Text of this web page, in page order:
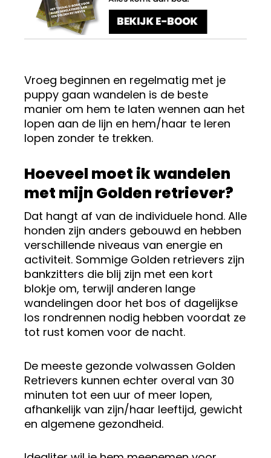
Vroeg beginnen en regelmatig met je
puppy gaan wandelen is de beste
manier om hem te laten wennen aan het
lopen aan de lijn en hem/haar te leren
lopen zonder te trekken.
Hoeveel moet ik wandelen
met mijn Golden retriever?
Dat hangt af van de individuele hond. Alle
honden zijn anders gebouwd en hebben
verschillende niveaus van energie en
activiteit. Sommige Golden retrievers zijn
bankzitters die blij zijn met een kort
blokje om, terwijl anderen lange
wandelingen door het bos of dagelijkse
los rondrennen nodig hebben voordat ze
tot rust komen voor de nacht.
De meeste gezonde volwassen Golden
Retrievers kunnen echter overal van 30
minuten tot een uur of meer lopen,
afhankelijk van zijn/haar leeftijd, gewicht
en algemene gezondheid.